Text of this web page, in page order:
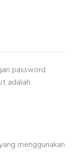
password
adalah
menggunakan